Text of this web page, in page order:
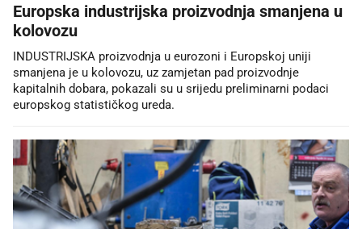
Europska industrijska proizvodnja smanjena u
kolovozu
INDUSTRIJSKA proizvodnja u eurozoni i Europskoj uniji
smanjena je u kolovozu, uz zamjetan pad proizvodnje
kapitalnih dobara, pokazali su u srijedu preliminarni podaci
europskog statističkog ureda.